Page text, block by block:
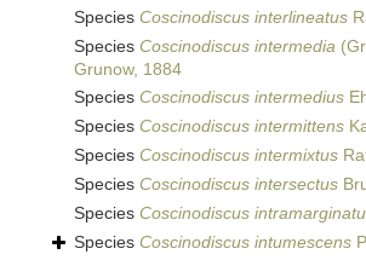
Species Coscinodiscus interlineatus
Species Coscinodiscus intermedia
Grunow, 1884
Species Coscinodiscus intermedius
Species Coscinodiscus intermittens
Species Coscinodiscus intermixtus
Species Coscinodiscus intersectus
Species Coscinodiscus
Species Coscinodiscus intumescens